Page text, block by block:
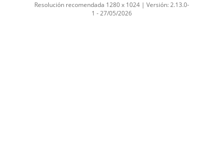
Resolución recomendada 1280 x 1024 | Versión: 2.13.0-
1 - 27/05/2026